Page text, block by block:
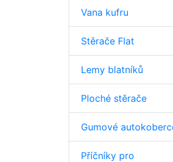
Vana kufru
Stěrače Flat
Lemy blatníků
Ploché stěrače
Gumové
Příčníky pro